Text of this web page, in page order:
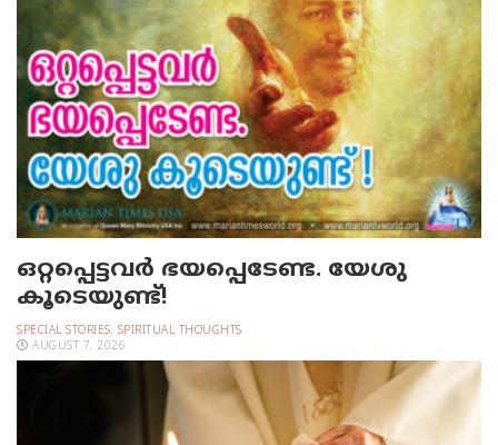
ഒറ്റപ്പെട്ടവര്‍ ഭയപ്പെടേണ്ട. യേശു
കൂടെയുണ്ട്!
SPECIAL STORIES, SPIRITUAL THOUGHTS
AUGUST 7, 2026